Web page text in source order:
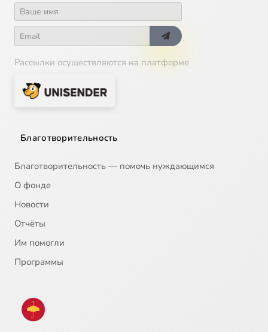
Рассылки осуществляются на платформе
Благотворительность
Благотворительность — помочь нуждающимся
О фонде
Новости
Отчёты
Им помогли
Программы